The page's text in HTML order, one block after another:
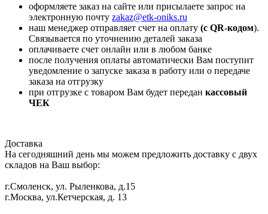
оформляете заказ на сайте или присылаете запрос на
электронную почту zakaz@etk-oniks.ru
наш менеджер отправляет счет на оплату (с QR-кодом).
Связывается по уточнению деталей заказа
оплачиваете счет онлайн или в любом банке
после получения оплаты автоматически Вам поступит
уведомление о запуске заказа в работу или о передаче
заказа на отгрузку
при отгрузке с товаром Вам будет передан кассовый
ЧЕК
Доставка
На сегодняшний день мы можем предложить доставку с двух
складов на Ваш выбор:
г.Смоленск, ул. Рыленкова, д.15
г.Москва, ул.Кетчерская, д. 13